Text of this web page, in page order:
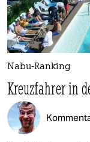
Nabu-Ranking
Kreuzfahrer in